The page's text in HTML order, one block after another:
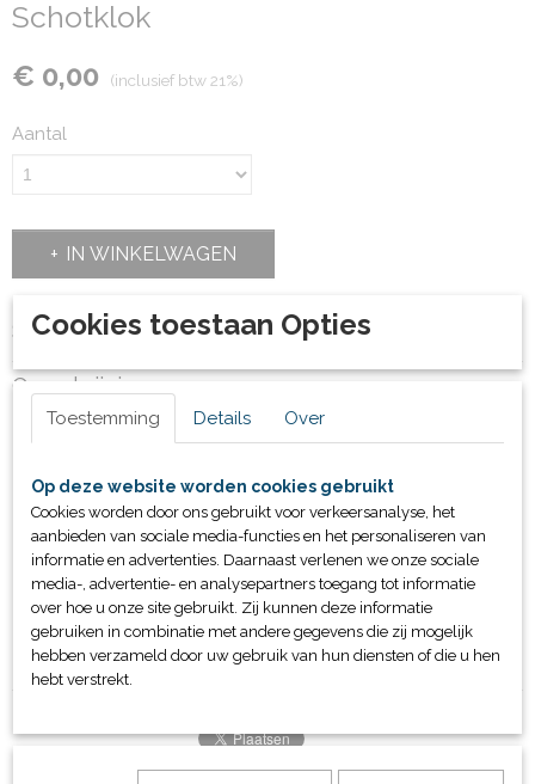
Schotklok
€ 0,00 (inclusief btw 21%)
Aantal
IN WINKELWAGEN
Specificaties
Productcode
44202
Omschrijving
Prijs op aanvraag
Diverse opties/ uitvoeringen leverbaar
220V/ Batterij uitvoering
Kabelaansluiting/ draadloos
Indoor/ outdoor
Set van 2 of set van 4
Wandmontage of vrijstaand
Extra tijdsvermelding uitsluitingen
Cookies toestaan Opties
Toestemming Details Over
Op deze website worden cookies gebruikt
Cookies worden door ons gebruikt voor verkeersanalyse, het
aanbieden van sociale media-functies en het personaliseren van
informatie en advertenties. Daarnaast verlenen we onze sociale
media-, advertentie- en analysepartners toegang tot informatie
over hoe u onze site gebruikt. Zij kunnen deze informatie
gebruiken in combinatie met andere gegevens die zij mogelijk
hebben verzameld door uw gebruik van hun diensten of die u hen
hebt verstrekt.